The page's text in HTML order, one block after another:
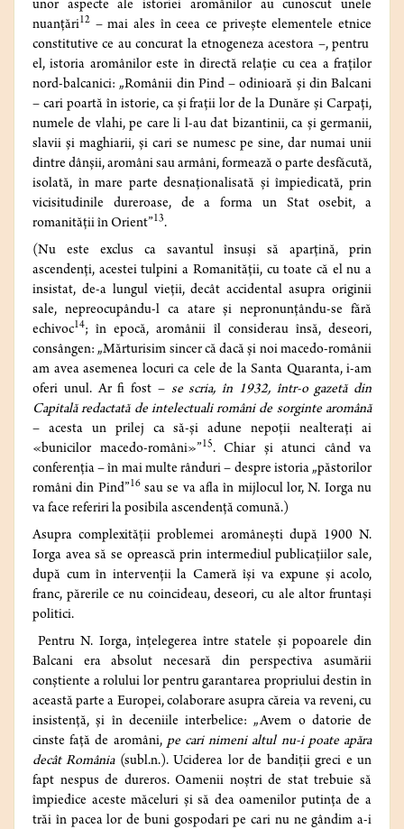
unor aspecte ale istoriei aromânilor au cunoscut unele
nuanţări12 – mai ales în ceea ce priveşte elementele etnice
constitutive ce au concurat la etnogeneza acestora –, pentru
el, istoria aromânilor este în directă relaţie cu cea a fraţilor
nord-balcanici: „Românii din Pind – odinioară şi din Balcani
– cari poartă în istorie, ca şi fraţii lor de la Dunăre şi Carpaţi,
numele de vlahi, pe care li l-au dat bizantinii, ca şi germanii,
slavii şi maghiarii, şi cari se numesc pe sine, dar numai unii
dintre dânşii, aromâni sau armâni, formează o parte desfăcută,
isolată, în mare parte desnaţionalisată şi împiedicată, prin
vicisitudinile dureroase, de a forma un Stat osebit, a
romanităţii în Orient”13.
(Nu este exclus ca savantul însuşi să aparţină, prin
ascendenţi, acestei tulpini a Romanităţii, cu toate că el nu a
insistat, de-a lungul vieţii, decât accidental asupra originii
sale, nepreocupându-l ca atare şi nepronunţându-se fără
echivoc14; în epocă, aromânii îl considerau însă, deseori,
consângen: „Mărturisim sincer că dacă şi noi macedo-românii
am avea asemenea locuri ca cele de la Santa Quaranta, i-am
oferi unul. Ar fi fost – se scria, în 1932, într-o gazetă din
Capitală redactată de intelectuali români de sorginte aromână
– acesta un prilej ca să-şi adune nepoţii nealteraţi ai
«bunicilor macedo-români»”15. Chiar şi atunci când va
conferenţia – în mai multe rânduri – despre istoria „păstorilor
români din Pind”16sau se va afla în mijlocul lor, N. Iorga nu
va face referiri la posibila ascendenţă comună.)
Asupra complexităţii problemei aromâneşti după 1900 N.
Iorga avea să se oprească prin intermediul publicaţiilor sale,
după cum în intervenţii la Cameră îşi va expune şi acolo,
franc, părerile ce nu coincideau, deseori, cu ale altor fruntaşi
politici.
Pentru N. Iorga, înţelegerea între statele şi popoarele din
Balcani era absolut necesară din perspectiva asumării
conştiente a rolului lor pentru garantarea propriului destin în
această parte a Europei, colaborare asupra căreia va reveni, cu
insistenţă, şi în deceniile interbelice: „Avem o datorie de
cinste faţă de aromâni, pe cari nimeni altul nu-i poate apăra
decât România(subl.n.). Uciderea lor de bandiţii greci e un
fapt nespus de dureros. Oamenii noştri de stat trebuie să
împiedice aceste măceluri şi să dea oamenilor putinţa de a
trăi în pacea lor de buni gospodari pe cari nu ne gândim a-i